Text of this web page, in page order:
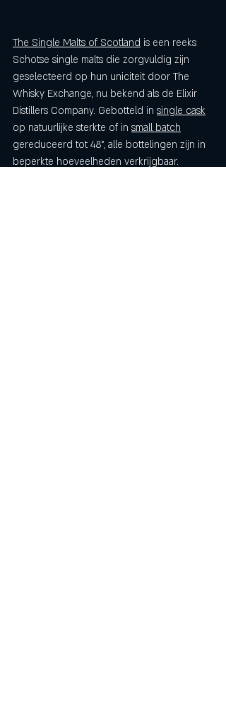
The Single Malts of Scotland is een reeks
Schotse single malts die zorgvuldig zijn
geselecteerd op hun uniciteit door The
Whisky Exchange, nu bekend als de Elixir
Distillers Company. Gebotteld in single cask
op natuurlijke sterkte of in small batch
gereduceerd tot 48°, alle bottelingen zijn in
beperkte hoeveelheden verkrijgbaar.